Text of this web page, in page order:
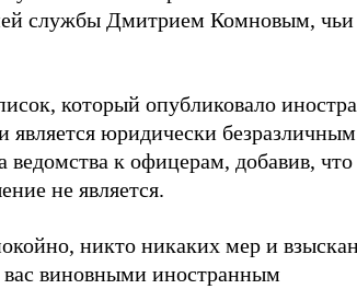
службы Дмитрием Комновым, чьи
который опубликовало
является юридически безразличным
ведомства к офицерам, добавив, что
не является.
никто никаких мер и
вас виновными иностранным